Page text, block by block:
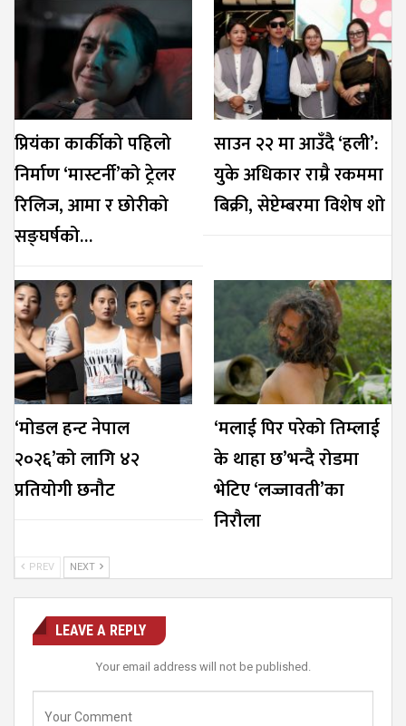
प्रियंका कार्कीको पहिलो
निर्माण ‘मास्टर्नी’को ट्रेलर
रिलिज, आमा र छोरीको
सङ्घर्षको…
साउन २२ मा आउँदै ‘हली’:
युके अधिकार राम्रै रकममा
बिक्री, सेप्टेम्बरमा विशेष शो
‘मोडल हन्ट नेपाल
२०२६’को लागि ४२
प्रतियोगी छनौट
‘मलाई पिर परेको तिम्लाई
के थाहा छ’भन्दै रोडमा
भेटिए ‘लज्जावती’का
निरौला
PREV NEXT
LEAVE A REPLY
Your email address will not be published.